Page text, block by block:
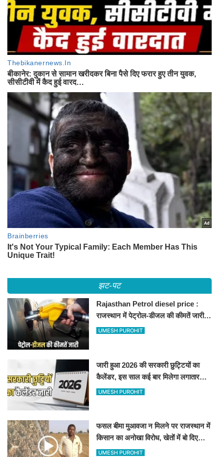
झट-पट
Rajasthan Petrol diesel price :
राजस्थान में पेट्रोल-डीजल की कीमतें जारी,
जानिए बीकानेर समेत पुरे प्रदेश में नए रेट
UMESH PUROHIT
जारी हुआ 2026 की सरकारी छुट्टियों का
कैलेंडर, इस साल कई बार मिलेगा लगातार
अवकाश, देखें
UMESH PUROHIT
फसल बीमा मुआवजा न मिलने पर राजस्थान में
किसान का अनोखा विरोध, खेतों में बो दिए
500-500 रुपए के नोट, वीडियो वायरल
UMESH PUROHIT